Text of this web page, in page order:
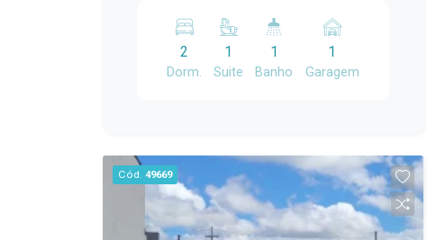
móveis planejados, totalmente
mobiliado e com espaços bem
distribuídos, em uma infraestrutura que
Características do Imóvel: - Sala de
estar ampla e iluminada: Equipada com
painel de TV e aparador planejado, com
televisão, sofá e ar-condicionado.
2
Dorm.
1
Suite
1
Banho
1
Garagem
Cód. 49669